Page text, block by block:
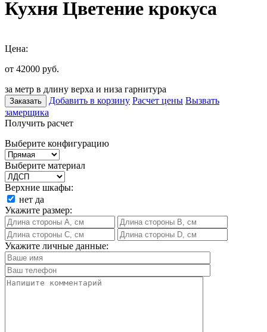
Кухня Цветение крокуса
Цена:
от 42000 руб.
за метр в длину верха и низа гарнитура
Заказать Добавить в корзину Расчет цены Вызвать
замерщика
Получить расчет
Выберите конфигурацию
Выберите материал
Верхние шкафы:
нет да
Укажите размер:
Укажите личные данные: